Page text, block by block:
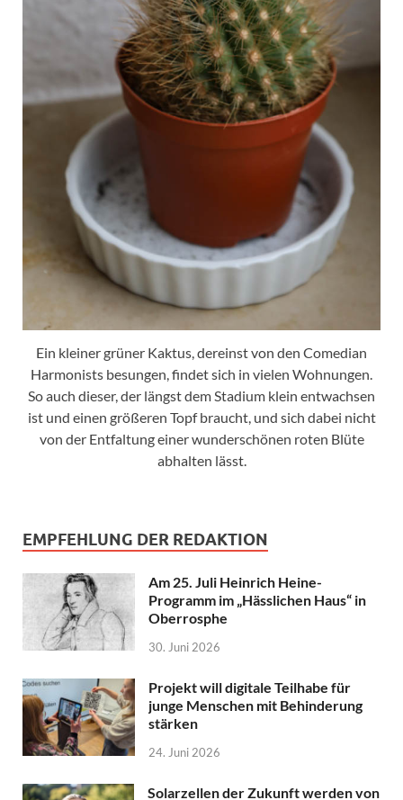
Ein kleiner grüner Kaktus, dereinst von den Comedian
Harmonists besungen, findet sich in vielen Wohnungen.
So auch dieser, der längst dem Stadium klein entwachsen
ist und einen größeren Topf braucht, und sich dabei nicht
von der Entfaltung einer wunderschönen roten Blüte
abhalten lässt.
EMPFEHLUNG DER REDAKTION
Am 25. Juli Heinrich Heine-
Programm im „Hässlichen Haus“ in
Oberrosphe
30. Juni 2026
Projekt will digitale Teilhabe für
junge Menschen mit Behinderung
stärken
24. Juni 2026
Solarzellen der Zukunft werden von